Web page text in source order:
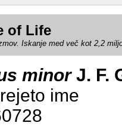
of Life
Iskanje med več kot 2,2
minorJ. F.
ime